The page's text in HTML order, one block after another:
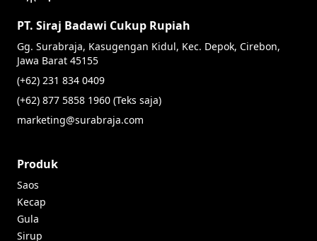
PT. Siraj Badawi Cukup Rupiah
Gg. Surabraja, Kasugengan Kidul, Kec. Depok, Cirebon,
Jawa Barat 45155
(+62) 231 834 0409
(+62) 877 5858 1960 (Teks saja)
marketing@surabraja.com
Produk
Saos
Kecap
Gula
Sirup